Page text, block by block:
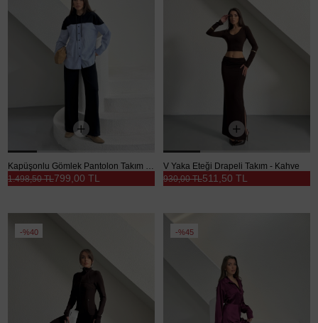
Kapüşonlu Gömlek Pantolon Takım - Lacivert
799,00 TL
1.498,50 TL
V Yaka Eteği Drapeli Takım - Kahve
511,50 TL
930,00 TL
%40 %45